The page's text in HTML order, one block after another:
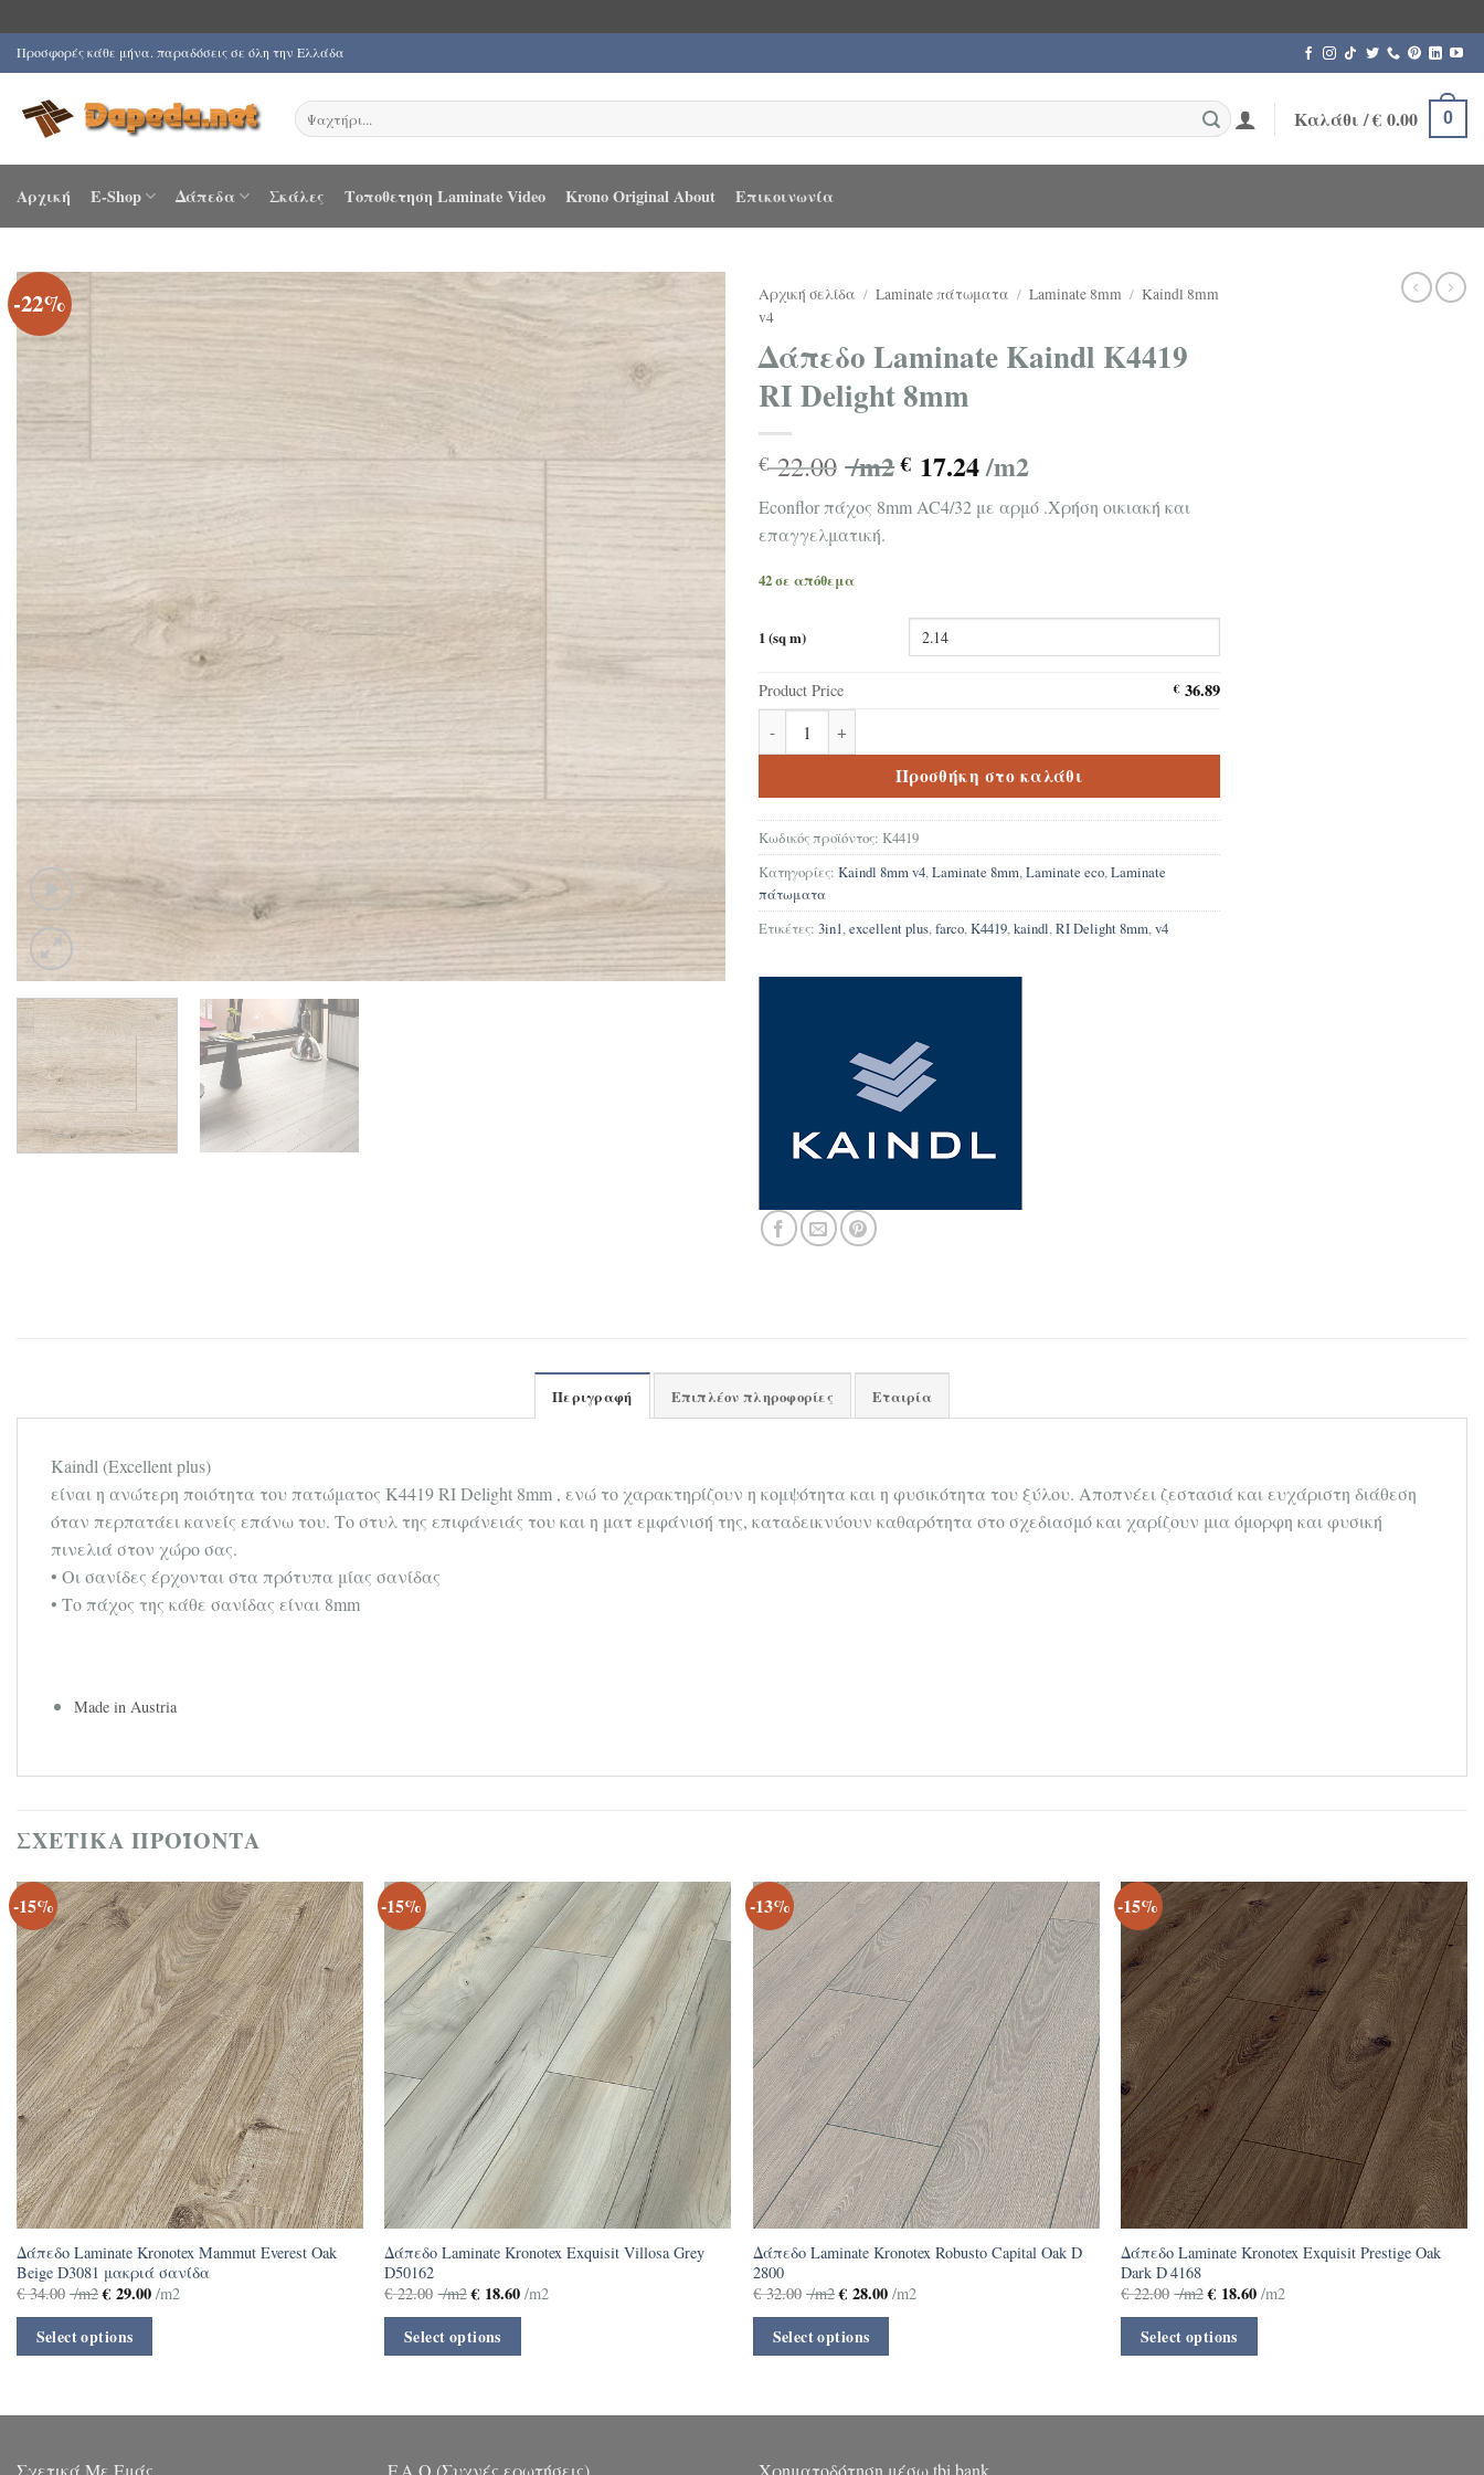
Μετάβαση
στο
περιεχόμενο
Προσφορές κάθε μήνα. παραδόσεις σε όλη την Ελλάδα
Αναζήτηση
για:
Καλάθι /€0.00 0
Αρχική E-Shop Δάπεδα Σκάλες Τοποθετηση Laminate Video Krono Original About Επικοινωνία
-22% Αρχική σελίδα / Laminate πάτωματα / Laminate 8mm / Kaindl 8mm
v4
Δάπεδο Laminate Kaindl K4419
RI Delight 8mm
€22.00 /m2 € 17.24/m2
Econflor πάχος 8mm AC4/32 με αρμό .Χρήση οικιακή και
επαγγελματική.
42 σε απόθεμα
1 (sq m)
Product Price €36.89
Δάπεδο Laminate Kaindl K4419 RI Delight 8mm ποσότητα
Προσθήκη στο καλάθι
Κωδικός προϊόντος: K4419
Κατηγορίες: Kaindl 8mm v4,Laminate 8mm,Laminate eco,Laminate
πάτωματα
Ετικέτες: 3in1,excellent plus,farco,K4419,kaindl,RI Delight 8mm,v4
Περιγραφή Επιπλέον πληροφορίες Εταιρία
Kaindl (Excellent plus)
είναι η ανώτερη ποιότητα του πατώματος K4419 RI Delight 8mm , ενώ το χαρακτηρίζουν η κομψότητα και η φυσικότητα του ξύλου. Αποπνέει ζεστασιά και ευχάριστη διάθεση
όταν περπατάει κανείς επάνω του. Το στυλ της επιφάνειάς του και η ματ εμφάνισή της, καταδεικνύουν καθαρότητα στο σχεδιασμό και χαρίζουν μια όμορφη και φυσική
πινελιά στον χώρο σας.
• Οι σανίδες έρχονται στα πρότυπα μίας σανίδας
• Το πάχος της κάθε σανίδας είναι 8mm
Made in Austria
ΣΧΕΤΙΚΆ ΠΡΟΪΌΝΤΑ
-15%
Δάπεδο Laminate Kronotex Mammut Everest Oak
Beige D3081 μακριά σανίδα
€34.00 /m2 € 29.00 /m2
Select options
-15%
Δάπεδο Laminate Kronotex Exquisit Villosa Grey
D50162
€22.00 /m2 €18.60/m2
Select options
-13%
Δάπεδο Laminate Kronotex Robusto Capital Oak D
2800
€32.00 /m2 € 28.00 /m2
Select options
-15%
Δάπεδο Laminate Kronotex Exquisit Prestige Oak
Dark D 4168
€22.00 /m2 €18.60/m2
Select options
Σχετικά Με Εμάς F.A.Q (Συχνές ερωτήσεις) Χρηματοδότηση μέσω tbi bank